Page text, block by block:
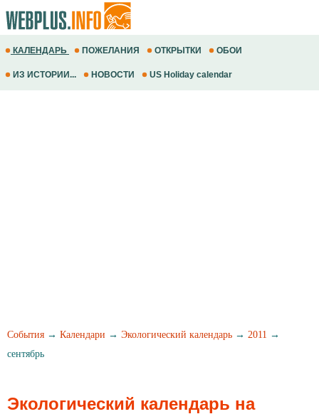
КАЛЕНДАРЬ ПОЖЕЛАНИЯ ОТКРЫТКИ ОБОИ
ИЗ ИСТОРИИ... НОВОСТИ US Holiday calendar
События → Календари → Экологический календарь → 2011 →
сентябрь
Экологический календарь на